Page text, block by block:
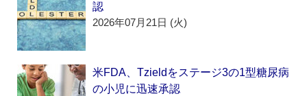
認
2026年07月21日 (火)
米FDA、Tzieldをステージ3の1型糖尿病
の小児に迅速承認